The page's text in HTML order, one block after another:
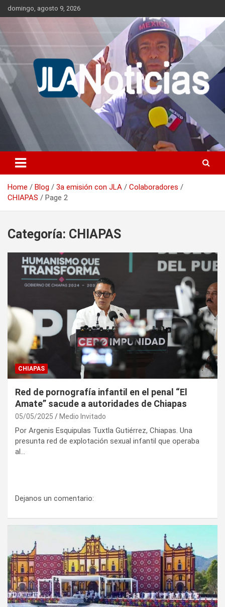
Skip
to
domingo, agosto 9, 2026
Jlanoticias
Información relevante en tiempo real.
Home Blog 3a emisión con JLA
Colaboradores
CHIAPAS
Page 2
Categoría: CHIAPAS
CHIAPAS
Red de pornografía infantil en el penal “El
Amate” sacude a autoridades de Chiapas
05/05/2025 Medio Invitado
Por Argenis Esquipulas Tuxtla Gutiérrez, Chiapas. Una
presunta red de explotación sexual infantil que operaba
al…
Dejanos un comentario: